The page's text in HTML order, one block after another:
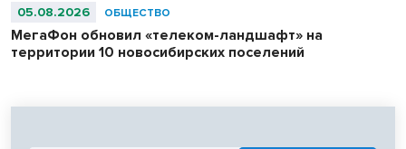
05.08.2026 ОБЩЕСТВО
МегаФон обновил «телеком-ландшафт» на
территории 10 новосибирских поселений